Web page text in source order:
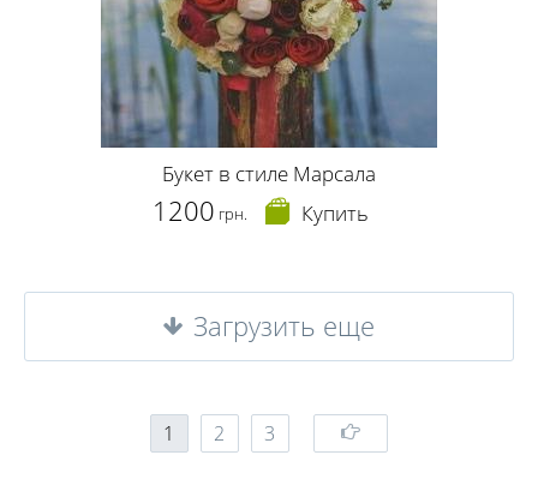
Букет в стиле Марсала
1200 грн. Купить
Загрузить еще
1 2 3